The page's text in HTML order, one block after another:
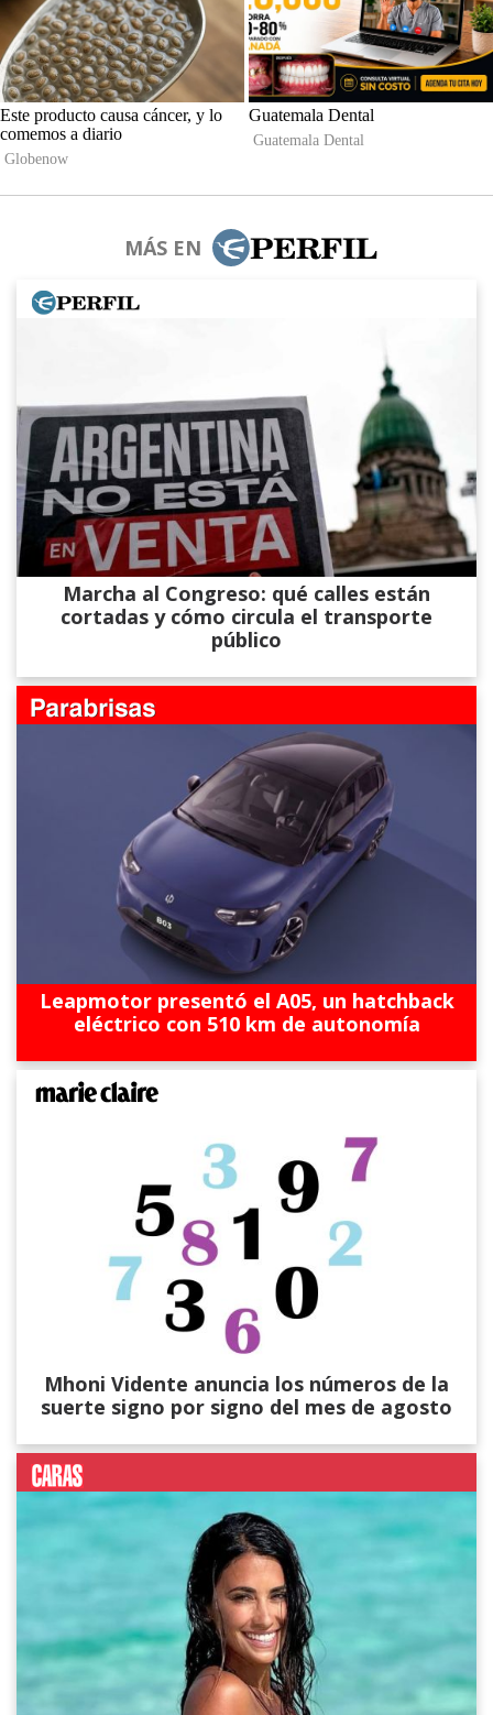
MÁS EN
Marcha al Congreso: qué calles están
cortadas y cómo circula el transporte
público
Leapmotor presentó el A05, un hatchback
eléctrico con 510 km de autonomía
Mhoni Vidente anuncia los números de la
suerte signo por signo del mes de agosto